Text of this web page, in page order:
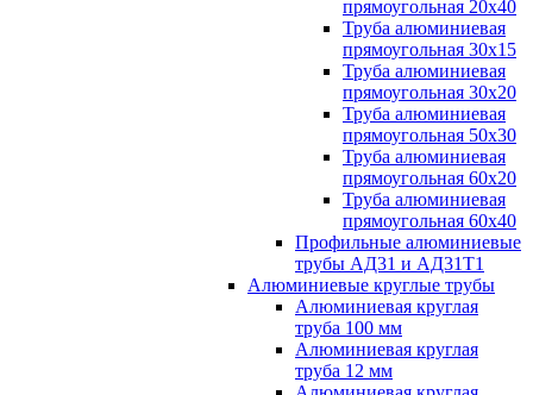
прямоугольная 20х40
Труба алюминиевая
прямоугольная 30x15
Труба алюминиевая
прямоугольная 30х20
Труба алюминиевая
прямоугольная 50х30
Труба алюминиевая
прямоугольная 60x20
Труба алюминиевая
прямоугольная 60х40
Профильные алюминиевые
трубы АД31 и АД31Т1
Алюминиевые круглые трубы
Алюминиевая круглая
труба 100 мм
Алюминиевая круглая
труба 12 мм